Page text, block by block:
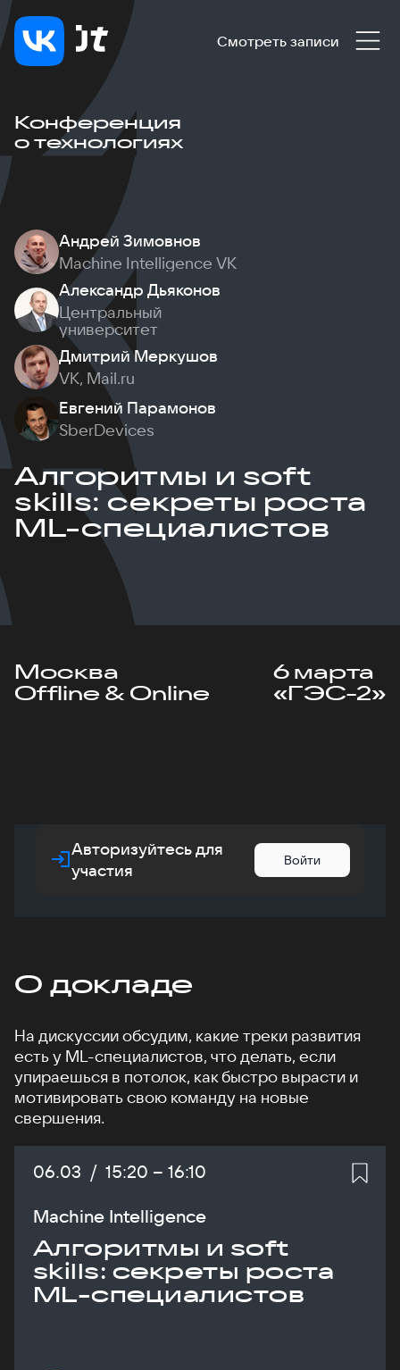
Смотреть записи
Конференция
о технологиях
Андрей Зимовнов
Machine Intelligence VK
Александр Дьяконов
Центральный
университет
Дмитрий Меркушов
VK, Mail.ru
Евгений Парамонов
SberDevices
Алгоритмы и soft
skills: секреты роста
ML-специалистов
Москва
Offline & Online
6 марта
«ГЭС-2»
Авторизуйтесь для
участия
Войти
О докладе
На дискуссии обсудим, какие треки развития
есть у ML-специалистов, что делать, если
упираешься в потолок, как быстро вырасти и
мотивировать свою команду на новые
свершения.
Дата:
06.03 / Начало:
15:20 – Конец:
16:10
Machine Intelligence
Алгоритмы и soft
skills: секреты роста
ML-специалистов